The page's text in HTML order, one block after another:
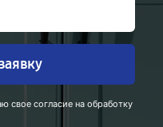
свое согласие на обработку